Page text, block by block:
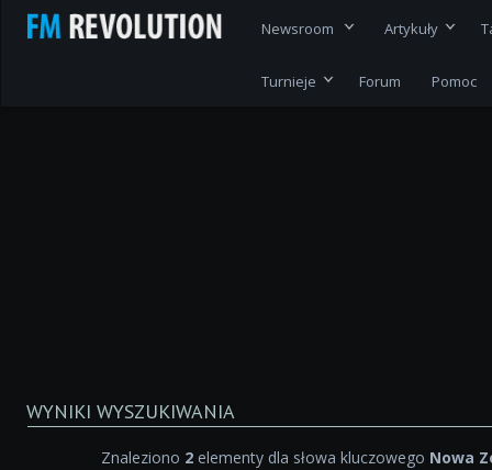
Newsroom Artykuły
Turnieje Forum Pomoc
WYNIKI WYSZUKIWANIA
Znaleziono 2 elementy dla słowa kluczowego Nowa